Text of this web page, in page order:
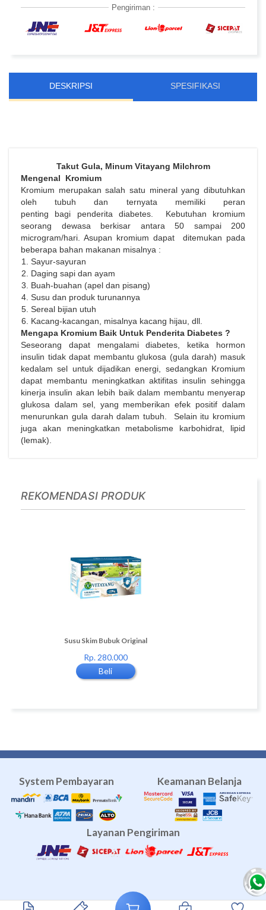
Pengiriman :
DESKRIPSI SPESIFIKASI
Takut Gula, Minum Vitayang Milchrom
Mengenal Kromium
Kromium merupakan salah satu mineral yang dibutuhkan
oleh tubuh dan ternyata memiliki peran
penting bagi penderita diabetes. Kebutuhan kromium
seorang dewasa berkisar antara 50 sampai 200
microgram/hari. Asupan kromium dapat ditemukan pada
beberapa bahan makanan misalnya :
Sayur-sayuran
Daging sapi dan ayam
Buah-buahan (apel dan pisang)
Susu dan produk turunannya
Sereal bijian utuh
Kacang-kacangan, misalnya kacang hijau, dll.
Mengapa Kromium Baik Untuk Penderita Diabetes ?
Seseorang dapat mengalami diabetes, ketika hormon
insulin tidak dapat membantu glukosa (gula darah) masuk
kedalam sel untuk dijadikan energi, sedangkan Kromium
dapat membantu meningkatkan aktifitas insulin sehingga
kinerja insulin akan lebih baik dalam membantu menyerap
glukosa dalam sel, yang memberikan efek positif dalam
menurunkan gula darah dalam tubuh. Selain itu kromium
juga akan meningkatkan metabolisme karbohidrat, lipid
(lemak).
REKOMENDASI PRODUK
Susu Skim Bubuk Original
Rp. 280.000
Beli
System Pembayaran Keamanan Belanja
Layanan Pengiriman